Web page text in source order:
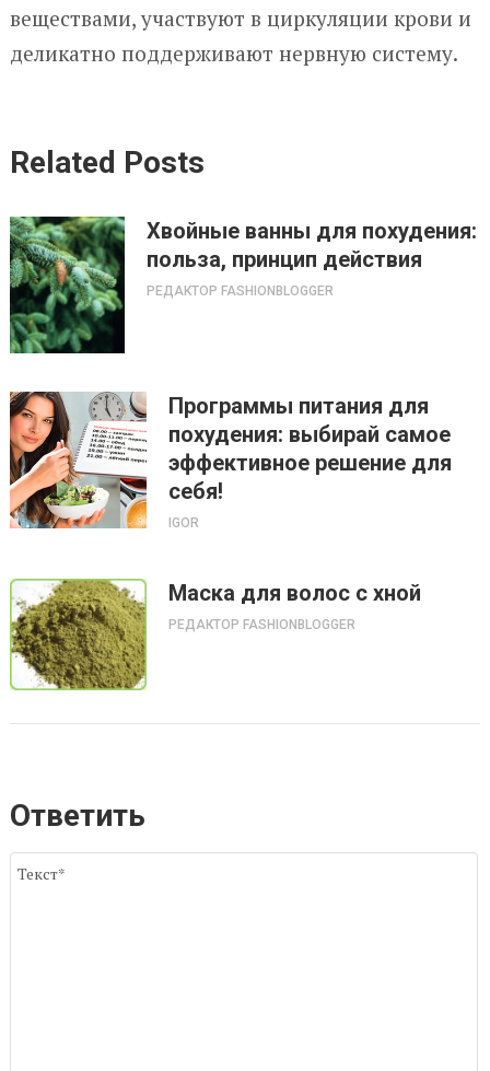
веществами, участвуют в циркуляции крови и
деликатно поддерживают нервную систему.
Related Posts
Хвойные ванны для похудения:
польза, принцип действия
РЕДАКТОР FASHIONBLOGGER
Программы питания для
похудения: выбирай самое
эффективное решение для
себя!
IGOR
Маска для волос с хной
РЕДАКТОР FASHIONBLOGGER
Ответить